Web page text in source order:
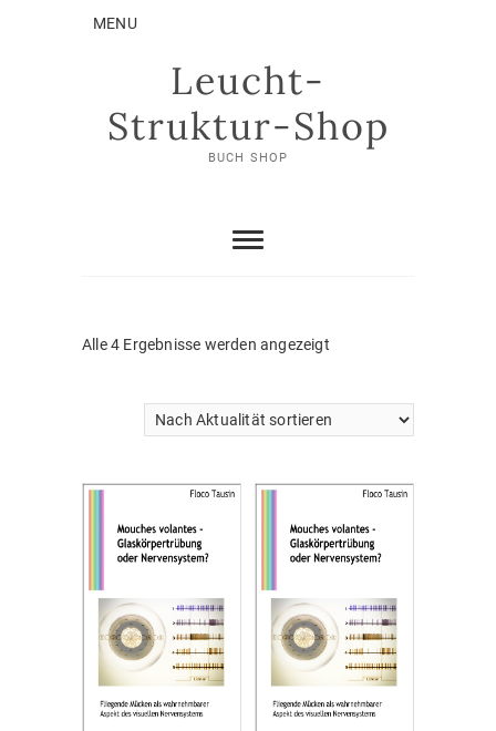
MENU
Leucht-
Struktur-Shop
BUCH SHOP
Alle 4 Ergebnisse werden angezeigtNach